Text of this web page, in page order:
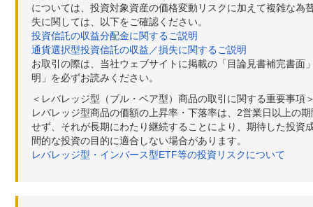
については、投資対象資産の価格変動リスクに加えて複雑な
失に関しては、以下をご確認ください。
投資信託の収益分配金に関するご説明
通貨選択型投資信託の収益／損失に関するご説明
お取引の際は、当社ウェブサイトに掲載の「目論見書補完書
明」を必ずお読みください。
＜レバレッジ型（ブル・ベア型）商品の取引に関する重要事項
レバレッジ型商品の価額の上昇率・下落率は、2営業日以上の
せず、それが長期にわたり継続することにより、期待した投
間的な投資の目的に適合しない場合があります。
レバレッジ型・インバース型ETF等の投資リスクについて